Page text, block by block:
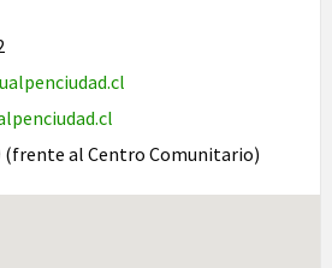
(frente al Centro Comunitario)